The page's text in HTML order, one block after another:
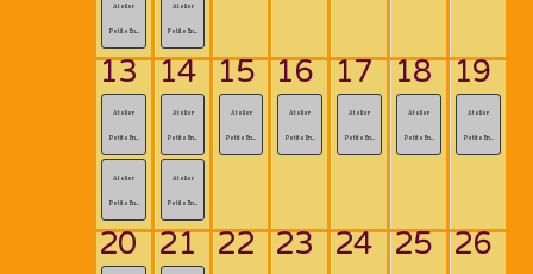
Atelier
Petite En...
Atelier
Petite En...
13
Atelier
Petite En...
Atelier
Petite En...
14
Atelier
Petite En...
Atelier
Petite En...
15
Atelier
Petite En...
16
Atelier
Petite En...
17
Atelier
Petite En...
18
Atelier
Petite En...
19
Atelier
Petite En...
20 21 22 23 24 25 26